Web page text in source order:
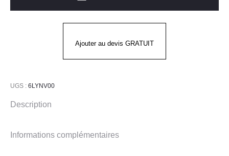
de
Ajouter au devis GRATUIT
UGS : 6LYNV00
Description
Informations complémentaires